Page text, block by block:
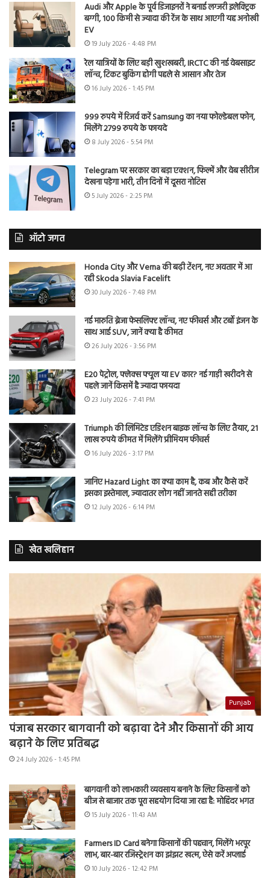
Audi और Apple के पूर्व डिजाइनरों ने बनाई लग्जरी इलेक्ट्रिक
बग्गी, 100 किमी से ज्यादा की रेंज के साथ आएगी यह अनोखी
EV
19 July 2026 - 4:48 PM
रेल यात्रियों के लिए बड़ी खुशखबरी, IRCTC की नई वेबसाइट
लॉन्च, टिकट बुकिंग होगी पहले से आसान और तेज
16 July 2026 - 1:45 PM
999 रुपये में रिजर्व करें Samsung का नया फोल्डेबल फोन,
मिलेंगे 2799 रुपये के फायदे
8 July 2026 - 5:54 PM
Telegram पर सरकार का बड़ा एक्शन, फिल्में और वेब सीरीज
देखना पड़ेगा भारी, तीन दिनों में दूसरा नोटिस
5 July 2026 - 2:25 PM
ऑटो जगत
Honda City और Verna की बढ़ी टेंशन, नए अवतार में आ
रही Skoda Slavia Facelift
30 July 2026 - 7:48 PM
नई मारुति ब्रेजा फेसलिफ्ट लॉन्च, नए फीचर्स और टर्बो इंजन के
साथ आई SUV, जानें क्या है कीमत
26 July 2026 - 3:56 PM
E20 पेट्रोल, फ्लेक्स फ्यूल या EV कार? नई गाड़ी खरीदने से
पहले जानें किसमें है ज्यादा फायदा
23 July 2026 - 7:41 PM
Triumph की लिमिटेड एडिशन बाइक लॉन्च के लिए तैयार, 21
लाख रुपये कीमत में मिलेंगे प्रीमियम फीचर्स
16 July 2026 - 3:17 PM
जानिए Hazard Light का क्या काम है, कब और कैसे करें
इसका इस्तेमाल, ज्यादातर लोग नहीं जानते सही तरीका
12 July 2026 - 6:14 PM
खेत खलिहान
Punjab
पंजाब सरकार बागवानी को बढ़ावा देने और किसानों की आय
बढ़ाने के लिए प्रतिबद्ध
24 July 2026 - 1:45 PM
बागवानी को लाभकारी व्यवसाय बनाने के लिए किसानों को
बीज से बाजार तक पूरा सहयोग दिया जा रहा है: मोहिंदर भगत
15 July 2026 - 11:43 AM
Farmers ID Card बनेगा किसानों की पहचान, मिलेंगे भरपूर
लाभ, बार-बार रजिस्ट्रेशन का झंझट खत्म, ऐसे करें अप्लाई
10 July 2026 - 12:42 PM